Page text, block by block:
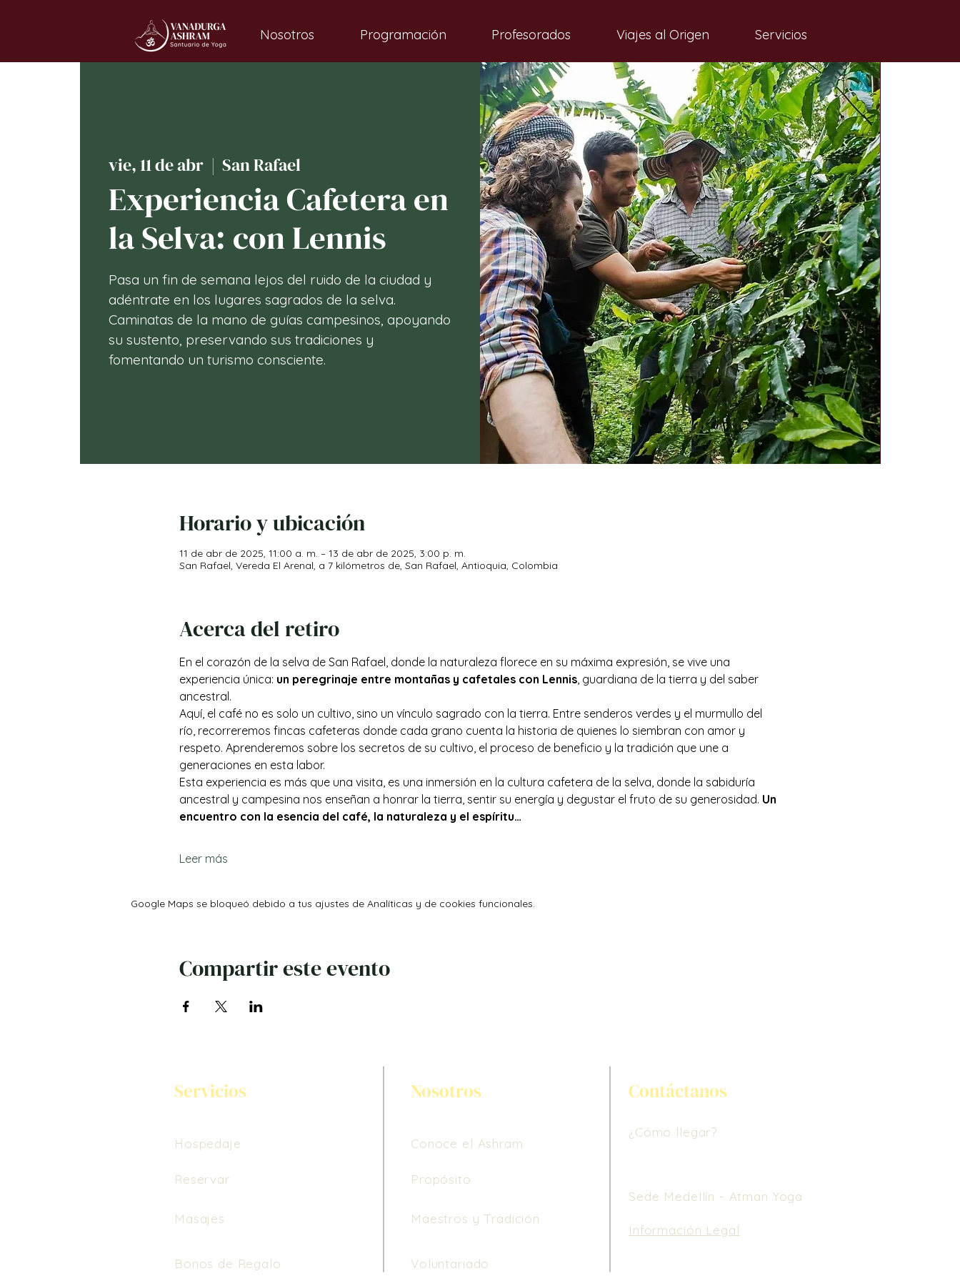
Nosotros Programación Profesorados Viajes al Origen Servicios
vie, 11 de abr
  |
San Rafael
Experiencia Cafetera en
la Selva: con Lennis
Pasa un fin de semana lejos del ruido de la ciudad y
adéntrate en los lugares sagrados de la selva.
Caminatas de la mano de guías campesinos, apoyando
su sustento, preservando sus tradiciones y
fomentando un turismo consciente.
Horario y ubicación
11 de abr de 2025, 11:00 a. m. – 13 de abr de 2025, 3:00 p. m.
San Rafael, Vereda El Arenal, a 7 kilómetros de, San Rafael, Antioquia, Colombia
Acerca del retiro
En el corazón de la selva de San Rafael, donde la naturaleza florece en su máxima expresión, se vive una
experiencia única: un peregrinaje entre montañas y cafetales con Lennis, guardiana de la tierra y del saber
ancestral.
Aquí, el café no es solo un cultivo, sino un vínculo sagrado con la tierra. Entre senderos verdes y el murmullo del
río, recorreremos fincas cafeteras donde cada grano cuenta la historia de quienes lo siembran con amor y
respeto. Aprenderemos sobre los secretos de su cultivo, el proceso de beneficio y la tradición que une a
generaciones en esta labor.
Esta experiencia es más que una visita, es una inmersión en la cultura cafetera de la selva, donde la sabiduría
ancestral y campesina nos enseñan a honrar la tierra, sentir su energía y degustar el fruto de su generosidad. Un
encuentro con la esencia del café, la naturaleza y el espíritu…
Leer más
Google Maps se bloqueó debido a tus ajustes de Analíticas y de cookies funcionales.
Compartir este evento
Servicios Nosotros Contáctanos
Hospedaje Conoce el Ashram
¿Cómo llegar?
Propósito
Reservar
Sede Medellín - Atman Yoga
Masajes
Bonos de Regalo
Maestros y Tradición
Voluntariado
Información Legal